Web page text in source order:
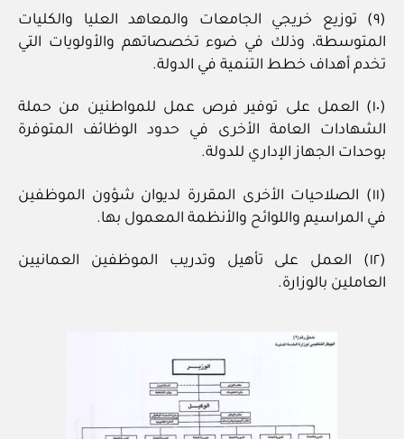
(٩) توزيع خريجي الجامعات والمعاهد العليا والكليات
المتوسطة، وذلك في ضوء تخصصاتهم والأولويات التي
تخدم أهداف خطط التنمية في الدولة.
(١٠) العمل على توفير فرص عمل للمواطنين من حملة
الشهادات العامة الأخرى في حدود الوظائف المتوفرة
بوحدات الجهاز الإداري للدولة.
(١١) الصلاحيات الأخرى المقررة لديوان شؤون الموظفين
في المراسيم واللوائح والأنظمة المعمول بها.
(١٢) العمل على تأهيل وتدريب الموظفين العمانيين
العاملين بالوزارة.